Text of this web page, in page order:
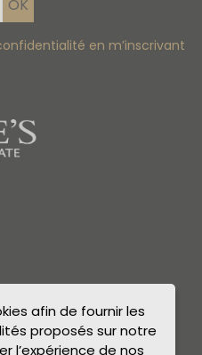
en m’inscrivant
afin de fournir les
proposés sur notre
l’expérience de nos